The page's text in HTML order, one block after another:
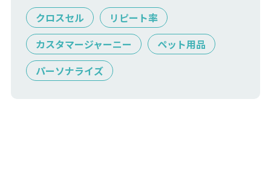
クロスセル
リピート率
カスタマージャーニー
ペット用品
パーソナライズ